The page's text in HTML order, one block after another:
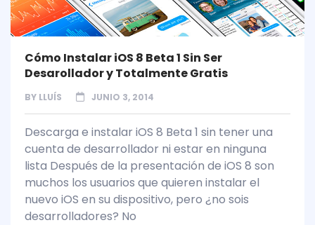
Cómo Instalar iOS 8 Beta 1 Sin Ser
Desarollador y Totalmente Gratis
BY LLUÍS JUNIO 3, 2014
Descarga e instalar iOS 8 Beta 1 sin tener una
cuenta de desarrollador ni estar en ninguna
lista Después de la presentación de iOS 8 son
muchos los usuarios que quieren instalar el
nuevo iOS en su dispositivo, pero ¿no sois
desarrolladores? No